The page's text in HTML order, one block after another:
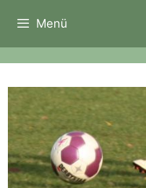
Inhalt
springen
Menü